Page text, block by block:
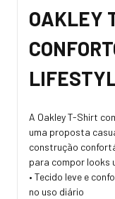
OAKLEY
A Oakley T-Shirt
uma proposta
construção
para compor looks
• Tecido leve e
no uso diário